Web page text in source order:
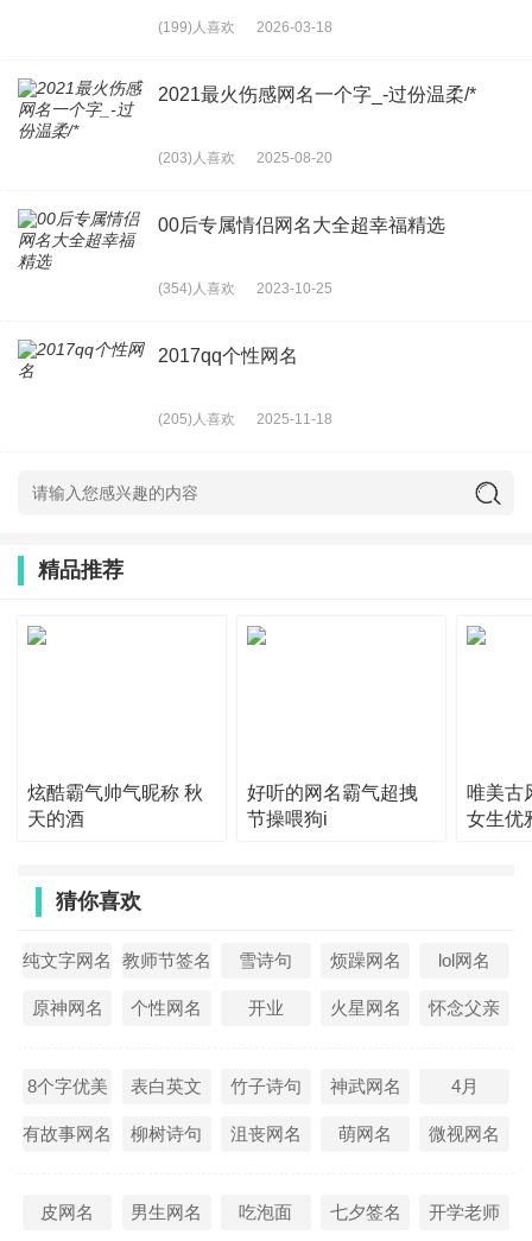
24、爱我你怕了吗#
25、再见，下一站
27、磨灭不掉的是心口的疤痕i
28、﹌多想沒心沒肺的活著
30、删除、过去
35、O甜音幼稚妹>c<
37、中国人是你惹不起的神
41、丶SuGar
43、你是我仅有的骄傲
44、▲温柔、似水
47、寂静城°
50、惯孤独
(199)人喜欢 2026-03-18
2021最火伤感网名一个字_-过份温柔/*
(203)人喜欢 2025-08-20
00后专属情侣网名大全超幸福精选
(354)人喜欢 2023-10-25
2017qq个性网名
(205)人喜欢 2025-11-18
精品推荐
炫酷霸气帅气昵称 秋
天的酒
好听的网名霸气超拽
节操喂狗i
唯美古
女生优
猜你喜欢
纯文字网名 教师节签名 雪诗句 烦躁网名 lol网名
原神网名 个性网名 开业 火星网名 怀念父亲
8个字优美 表白英文 竹子诗句 神武网名 4月
有故事网名 柳树诗句 沮丧网名 萌网名 微视网名
皮网名 男生网名 吃泡面 七夕签名 开学老师